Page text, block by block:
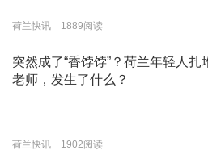
荷兰快讯 1889阅读
突然成了“香饽饽”？荷兰年轻人扎
老师，发生了什么？
荷兰快讯 1902阅读